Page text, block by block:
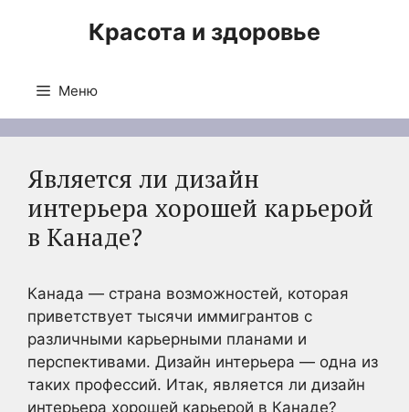
Красота и здоровье
Меню
Является ли дизайн
интерьера хорошей карьерой
в Канаде?
Канада — страна возможностей, которая
приветствует тысячи иммигрантов с
различными карьерными планами и
перспективами. Дизайн интерьера — одна из
таких профессий. Итак, является ли дизайн
интерьера хорошей карьерой в Канаде?